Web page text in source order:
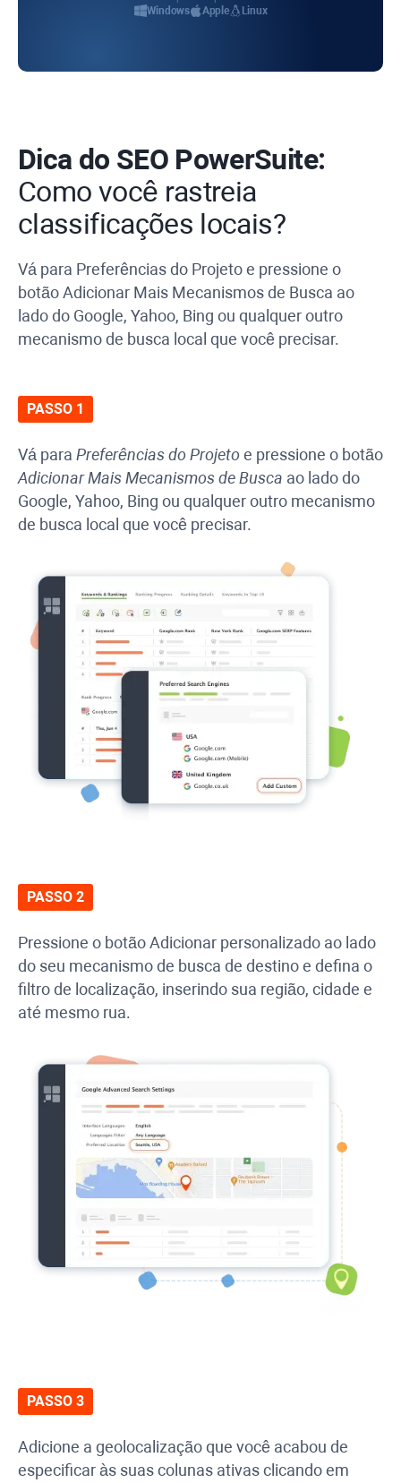
Windows
Apple Linux
Dica do SEO PowerSuite:
Como você rastreia
classificações locais?
Vá para Preferências do Projeto e pressione o
botão Adicionar Mais Mecanismos de Busca ao
lado do Google, Yahoo, Bing ou qualquer outro
mecanismo de busca local que você precisar.
PASSO 1
Vá para Preferências do Projetoe pressione o botão
Adicionar Mais Mecanismos de Busca ao lado do
Google, Yahoo, Bing ou qualquer outro mecanismo
de busca local que você precisar.
PASSO 2
Pressione o botão Adicionar personalizado ao lado
do seu mecanismo de busca de destino e defina o
filtro de localização, inserindo sua região, cidade e
até mesmo rua.
PASSO 3
Adicione a geolocalização que você acabou de
especificar às suas colunas ativas clicando em